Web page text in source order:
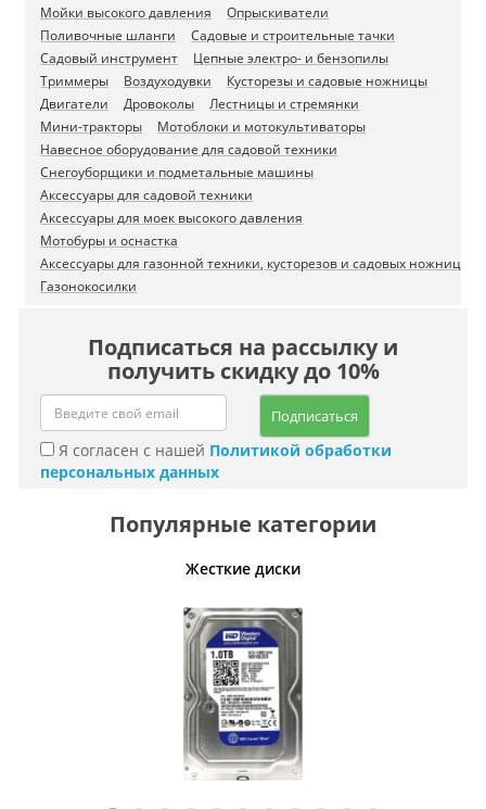
Мойки высокого давления
Опрыскиватели
Поливочные шланги
Садовые и строительные тачки
Садовый инструмент
Цепные электро- и бензопилы
Триммеры
Воздуходувки
Кусторезы и садовые ножницы
Двигатели
Дровоколы
Лестницы и стремянки
Мини-тракторы
Мотоблоки и мотокультиваторы
Навесное оборудование для садовой техники
Снегоуборщики и подметальные машины
Аксессуары для садовой техники
Аксессуары для моек высокого давления
Мотобуры и оснастка
Аксессуары для газонной техники, кусторезов и садовых ножниц
Газонокосилки
Подписаться на рассылку и
получить скидку до 10%
Подписаться
Я согласен с нашей Политикой обработки
персональных данных
Популярные категории
Жесткие диски